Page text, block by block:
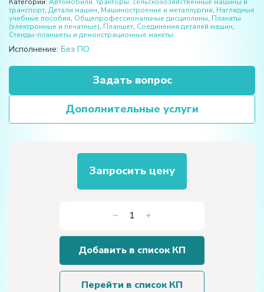
транспорт, Детали машин, Машиностроение и металлургия, Наглядные
учебные пособия, Общепрофессиональные дисциплины, Плакаты
(электронные и печатные), Планшет, Соединения деталей машин,
Стенды-планшеты и демонстрационные макеты
Исполнение: Без ПО
Задать вопрос
Дополнительные услуги
Запросить цену
Количество
товара
Планшет
«Способы
стопорения
резьбовых
Добавить в список КП
Перейти в список КП